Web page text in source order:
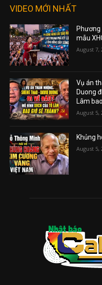
VIDEO MỚI NHẤT
Phương
mẫu
August 7,
Vụ án
Duong
Lâm
August 5,
Khủng
August 5,